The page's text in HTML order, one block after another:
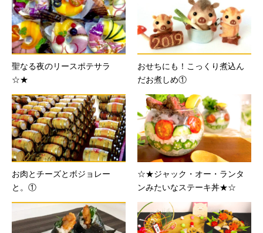
聖なる夜のリースポテサラ
☆★
おせちにも！こっくり煮込ん
だお煮しめ①
お肉とチーズとボジョレー
と。①
☆★ジャック・オー・ランタ
ンみたいなステーキ丼★☆